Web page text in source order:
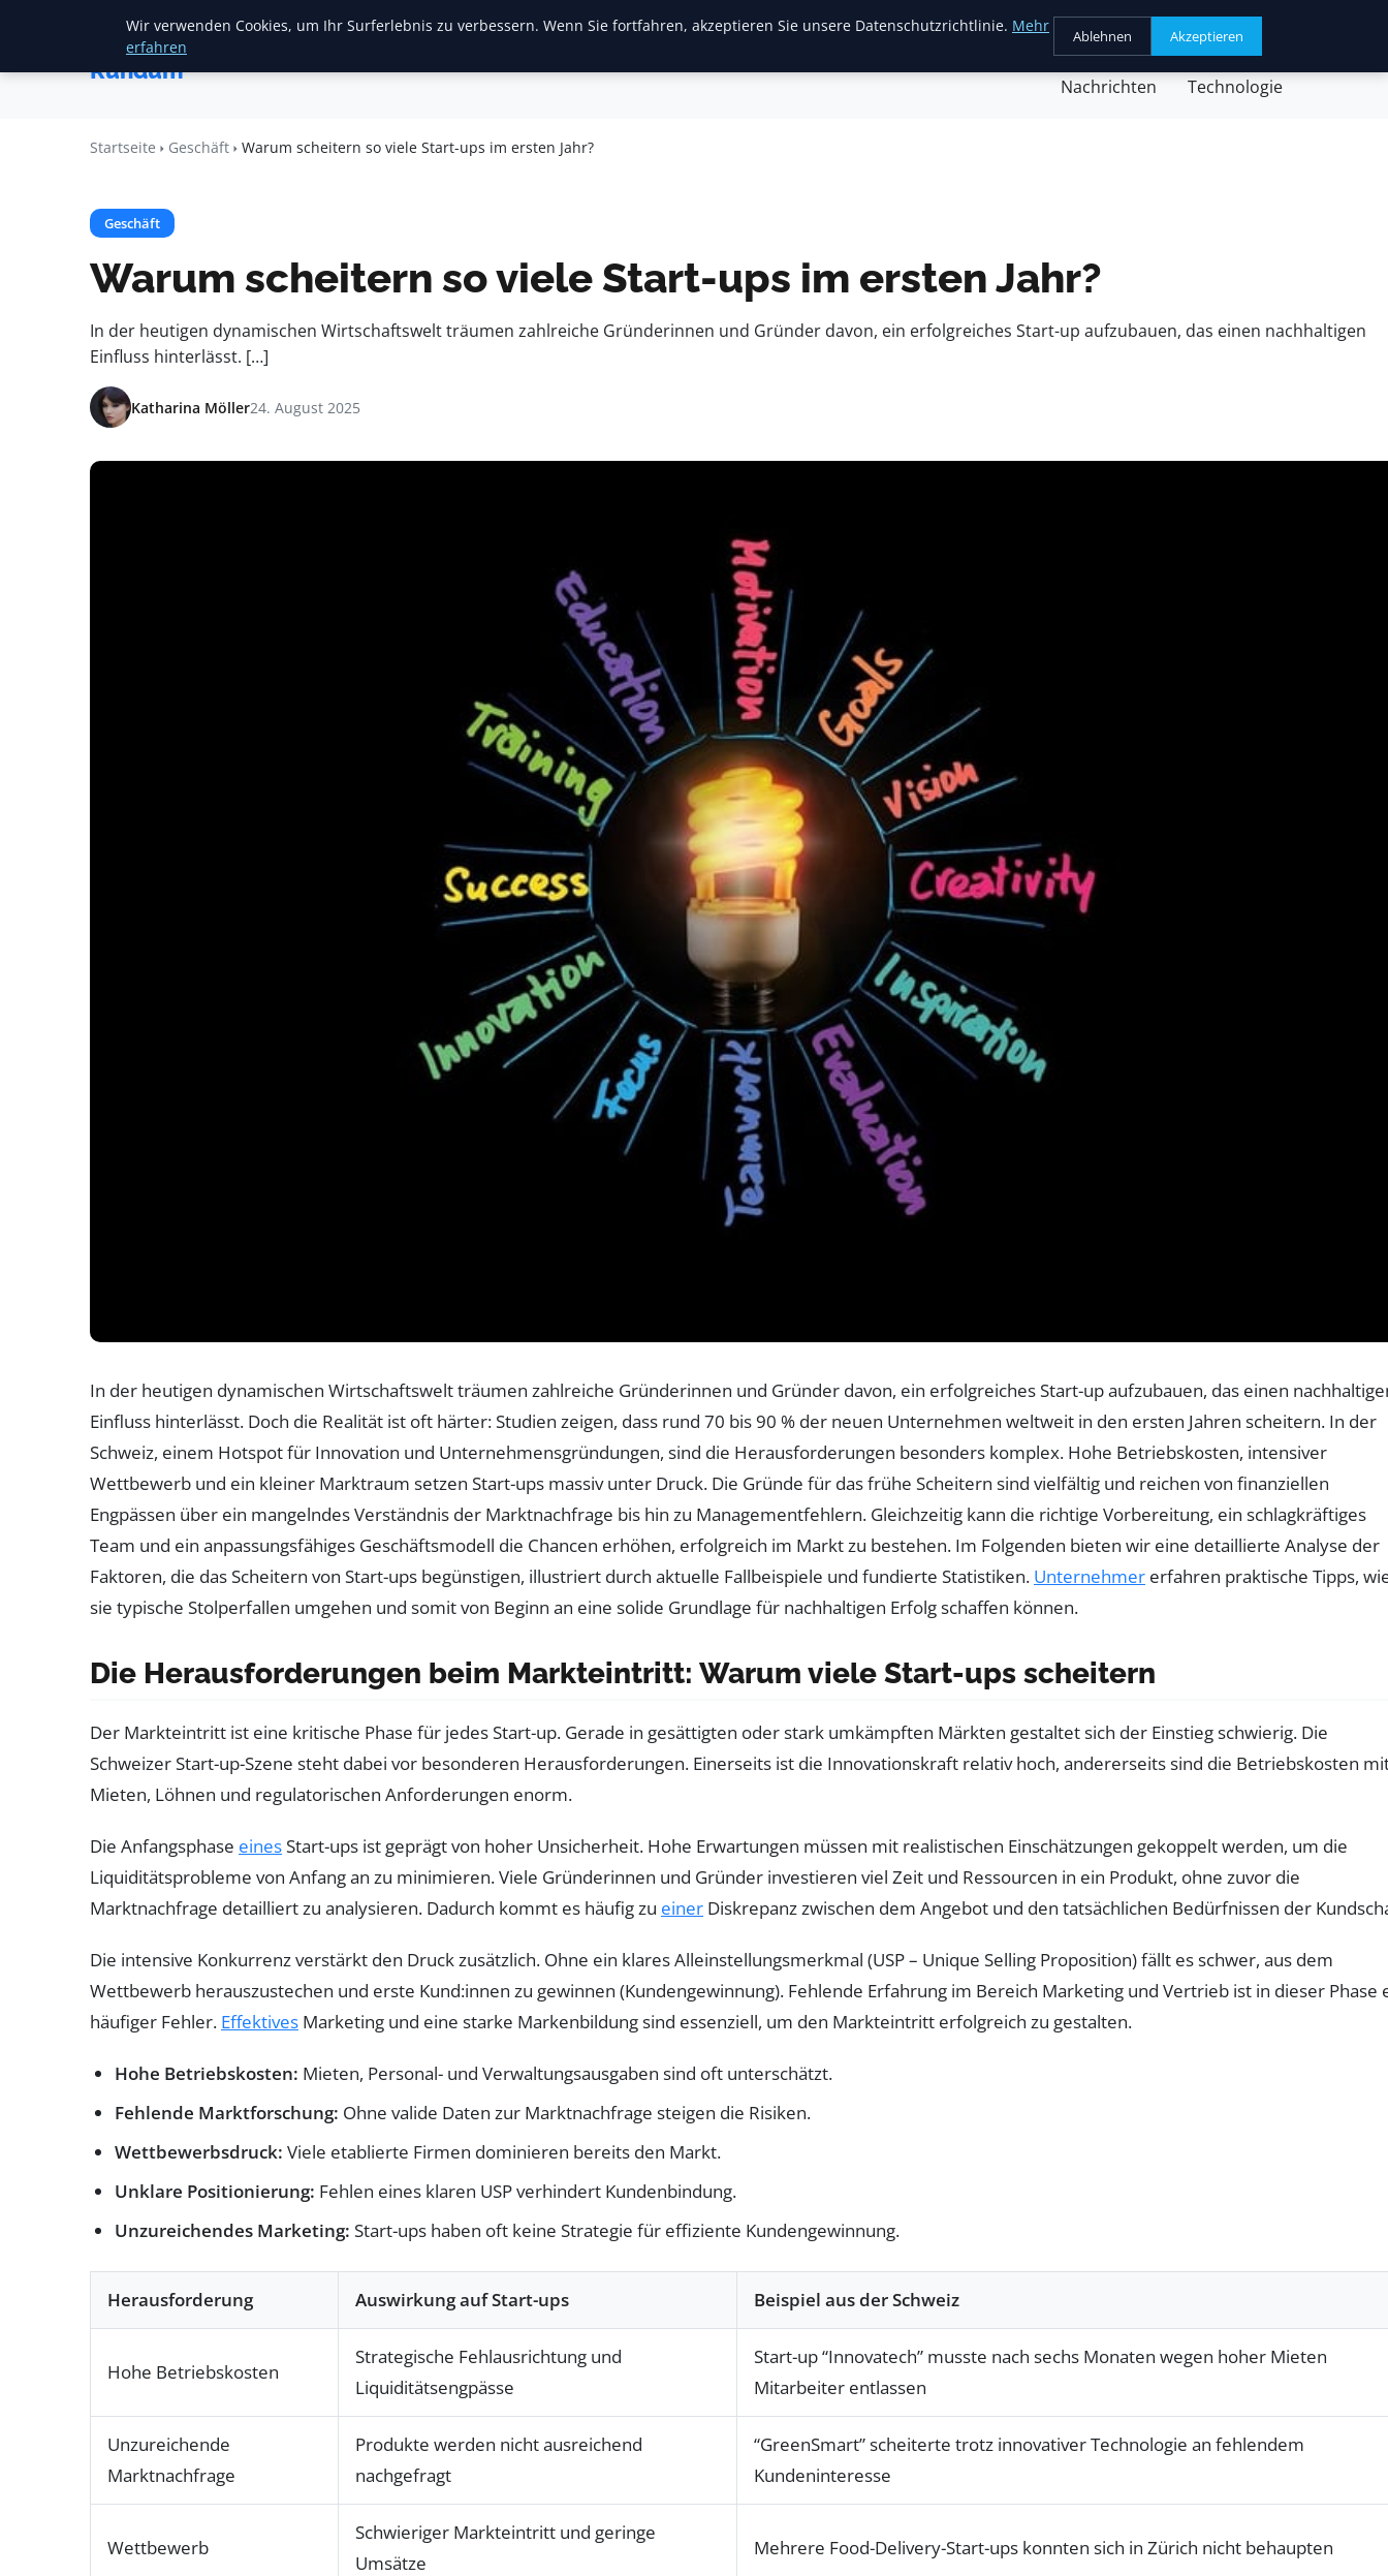
Heide
Rundum
Frauen / Mode Gesundheit Kochen Nachricht
Nachrichten Technologie
Startseite Geschäft Warum scheitern so viele Start-ups im ersten Jahr?
Geschäft
Warum scheitern so viele Start-ups im ersten Jahr?
In der heutigen dynamischen Wirtschaftswelt träumen zahlreiche Gründerinnen und Gründer davon, ein erfolgreiches Start-up aufzubauen, das einen nachhaltigen
Einfluss hinterlässt. […]
Katharina Möller24. August 2025
In der heutigen dynamischen Wirtschaftswelt träumen zahlreiche Gründerinnen und Gründer davon, ein erfolgreiches Start-up aufzubauen, das einen
Einfluss hinterlässt. Doch die Realität ist oft härter: Studien zeigen, dass rund 70 bis 90 % der neuen Unternehmen weltweit in den ersten Jahren scheitern. In der
Schweiz, einem Hotspot für Innovation und Unternehmensgründungen, sind die Herausforderungen besonders komplex. Hohe Betriebskosten, intensiver
Wettbewerb und ein kleiner Marktraum setzen Start-ups massiv unter Druck. Die Gründe für das frühe Scheitern sind vielfältig und reichen von finanziellen
Engpässen über ein mangelndes Verständnis der Marktnachfrage bis hin zu Managementfehlern. Gleichzeitig kann die richtige Vorbereitung, ein schlagkräftiges
Team und ein anpassungsfähiges Geschäftsmodell die Chancen erhöhen, erfolgreich im Markt zu bestehen. Im Folgenden bieten wir eine detaillierte Analyse der
Faktoren, die das Scheitern von Start-ups begünstigen, illustriert durch aktuelle Fallbeispiele und fundierte Statistiken. Unternehmer erfahren praktische Tipps,
sie typische Stolperfallen umgehen und somit von Beginn an eine solide Grundlage für nachhaltigen Erfolg schaffen können.
Die Herausforderungen beim Markteintritt: Warum viele Start-ups scheitern
Der Markteintritt ist eine kritische Phase für jedes Start-up. Gerade in gesättigten oder stark umkämpften Märkten gestaltet sich der Einstieg schwierig. Die
Schweizer Start-up-Szene steht dabei vor besonderen Herausforderungen. Einerseits ist die Innovationskraft relativ hoch, andererseits sind die Betriebskosten
Mieten, Löhnen und regulatorischen Anforderungen enorm.
Die Anfangsphase einesStart-ups ist geprägt von hoher Unsicherheit. Hohe Erwartungen müssen mit realistischen Einschätzungen gekoppelt werden, um die
Liquiditätsprobleme von Anfang an zu minimieren. Viele Gründerinnen und Gründer investieren viel Zeit und Ressourcen in ein Produkt, ohne zuvor die
Marktnachfrage detailliert zu analysieren. Dadurch kommt es häufig zu einer Diskrepanz zwischen dem Angebot und den tatsächlichen Bedürfnissen der
Die intensive Konkurrenz verstärkt den Druck zusätzlich. Ohne ein klares Alleinstellungsmerkmal (USP – Unique Selling Proposition) fällt es schwer, aus dem
Wettbewerb herauszustechen und erste Kund:innen zu gewinnen (Kundengewinnung). Fehlende Erfahrung im Bereich Marketing und Vertrieb ist in dieser Phase
häufiger Fehler. Effektives Marketing und eine starke Markenbildung sind essenziell, um den Markteintritt erfolgreich zu gestalten.
Hohe Betriebskosten: Mieten, Personal- und Verwaltungsausgaben sind oft unterschätzt.
Fehlende Marktforschung: Ohne valide Daten zur Marktnachfrage steigen die Risiken.
Wettbewerbsdruck: Viele etablierte Firmen dominieren bereits den Markt.
Unklare Positionierung: Fehlen eines klaren USP verhindert Kundenbindung.
Unzureichendes Marketing: Start-ups haben oft keine Strategie für effiziente Kundengewinnung.
Herausforderung Auswirkung auf Start-ups Beispiel aus der Schweiz
Hohe Betriebskosten
Strategische Fehlausrichtung und
Liquiditätsengpässe
Start-up “Innovatech” musste nach sechs Monaten wegen hoher Mieten
Mitarbeiter entlassen
Unzureichende
Marktnachfrage
Produkte werden nicht ausreichend
nachgefragt
“GreenSmart” scheiterte trotz innovativer Technologie an fehlendem
Kundeninteresse
Wettbewerb
Schwieriger Markteintritt und geringe
Umsätze
Mehrere Food-Delivery-Start-ups konnten sich in Zürich nicht behaupten
Wir verwenden Cookies, um Ihr Surferlebnis zu verbessern. Wenn Sie fortfahren, akzeptieren Sie unsere Datenschutzrichtlinie. Mehr
erfahren
Ablehnen Akzeptieren